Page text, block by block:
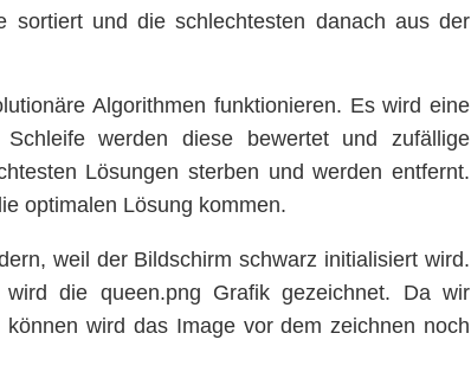
sortiert und die schlechtesten danach aus der
Algorithmen funktionieren. Es wird eine
werden diese bewertet und zufällige
Lösungen sterben und werden entfernt.
optimalen Lösung kommen.
weil der Bildschirm schwarz initialisiert wird.
die queen.png Grafik gezeichnet. Da wir
wird das Image vor dem zeichnen noch